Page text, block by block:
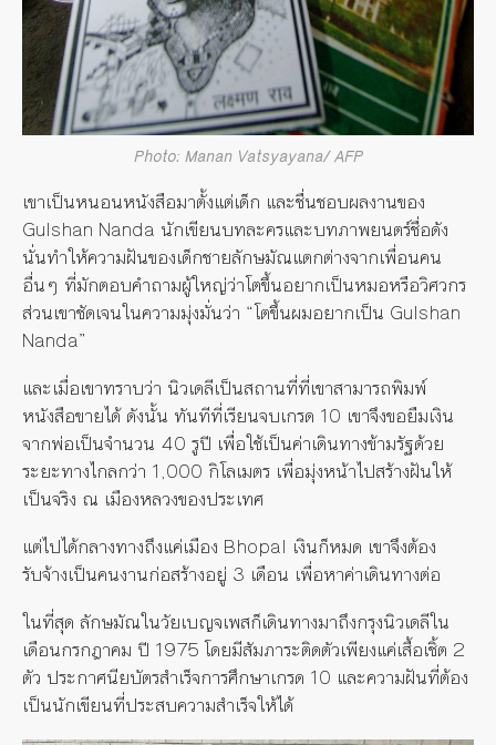
Photo: Manan Vatsyayana/ AFP
เขาเป็นหนอนหนังสือมาตั้งแต่เด็ก และชื่นชอบผลงานของ
Gulshan Nanda นักเขียนบทละครและบทภาพยนตร์ชื่อดัง
นั่นทำให้ความฝันของเด็กชายลักษมัณแตกต่างจากเพื่อนคน
อื่นๆ ที่มักตอบคำถามผู้ใหญ่ว่าโตขึ้นอยากเป็นหมอหรือวิศวกร
ส่วนเขาชัดเจนในความมุ่งมั่นว่า “โตขึ้นผมอยากเป็น Gulshan
Nanda”
และเมื่อเขาทราบว่า นิวเดลีเป็นสถานที่ที่เขาสามารถพิมพ์
หนังสือขายได้ ดังนั้น ทันทีที่เรียนจบเกรด 10 เขาจึงขอยืมเงิน
จากพ่อเป็นจำนวน 40 รูปี เพื่อใช้เป็นค่าเดินทางข้ามรัฐด้วย
ระยะทางไกลกว่า 1,000 กิโลเมตร เพื่อมุ่งหน้าไปสร้างฝันให้
เป็นจริง ณ เมืองหลวงของประเทศ
แต่ไปได้กลางทางถึงแค่เมือง Bhopal เงินก็หมด เขาจึงต้อง
รับจ้างเป็นคนงานก่อสร้างอยู่ 3 เดือน เพื่อหาค่าเดินทางต่อ
ในที่สุด ลักษมัณในวัยเบญจเพสก็เดินทางมาถึงกรุงนิวเดลีใน
เดือนกรกฎาคม ปี 1975 โดยมีสัมภาระติดตัวเพียงแค่เสื้อเชิ้ต 2
ตัว ประกาศนียบัตรสำเร็จการศึกษาเกรด 10 และความฝันที่ต้อง
เป็นนักเขียนที่ประสบความสำเร็จให้ได้